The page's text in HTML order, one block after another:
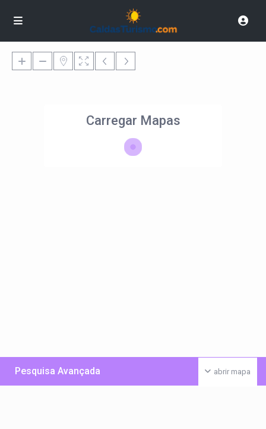
Carregar Mapas
abrir mapa
Pesquisa Avançada